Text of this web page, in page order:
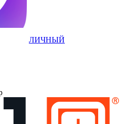
ЛИЧНЫЙ